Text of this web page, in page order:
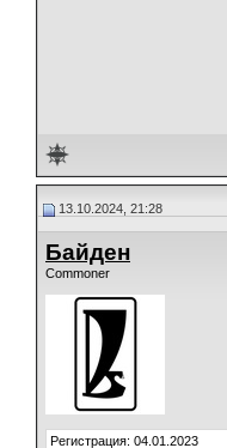
13.10.2024, 21:28
Байден
Commoner
Регистрация: 04.01.2023